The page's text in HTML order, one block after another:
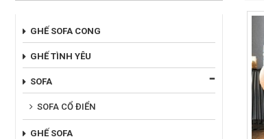
GHẾ SOFA CONG
GHẾ TÌNH YÊU
SOFA
SOFA CỔ ĐIỂN
GHẾ SOFA